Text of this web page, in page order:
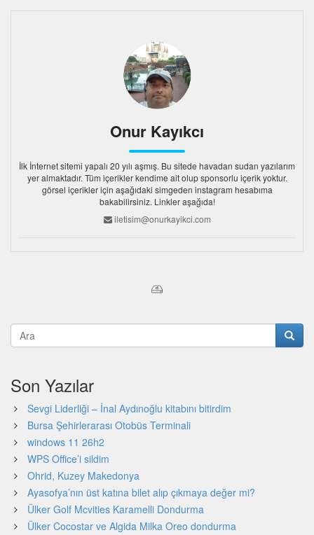
Onur Kayıkcı
İlk İnternet sitemi yapalı 20 yılı aşmış. Bu sitede havadan sudan yazılarım
yer almaktadır. Tüm içerikler kendime ait olup sponsorlu içerik yoktur.
görsel içerikler için aşağıdaki simgeden instagram hesabıma
bakabilirsiniz. Linkler aşağıda!
iletisim@onurkayikci.com
Son Yazılar
Sevgi Liderliği – İnal Aydınoğlu kitabını bitirdim
Bursa Şehirlerarası Otobüs Terminali
windows 11 26h2
WPS Office’i sildim
Ohrid, Kuzey Makedonya
Ayasofya’nın üst katına bilet alıp çıkmaya değer mi?
Ülker Golf Mcvities Karamelli Dondurma
Ülker Cocostar ve Algida Milka Oreo dondurma